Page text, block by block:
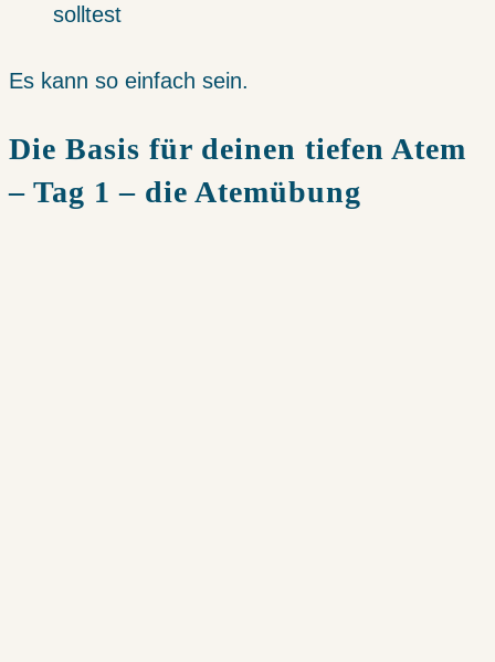
solltest
Es kann so einfach sein.
Die Basis für deinen tiefen Atem
– Tag 1 – die Atemübung